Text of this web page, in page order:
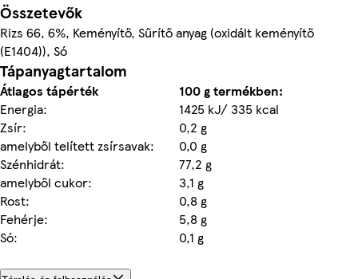
Összetevők
Rizs 66, 6%, Keményítő, Sűrítő anyag (oxidált keményítő
(E1404)), Só
Tápanyagtartalom
Átlagos tápérték
100 g termékben:
Energia:
1425 kJ/ 335 kcal
Zsír:
0,2 g
amelyből telített zsírsavak:
0,0 g
Szénhidrát:
77,2 g
amelyből cukor:
3,1 g
Rost:
0,8 g
Fehérje:
5,8 g
Só:
0,1 g